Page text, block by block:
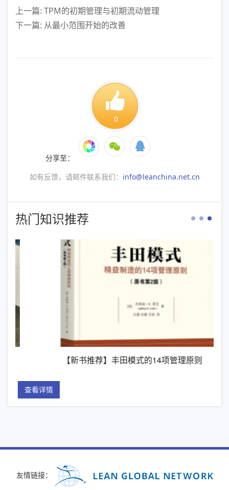
上一篇: TPM的初期管理与初期流动管理
下一篇: 从最小范围开始的改善
0
分享至：
如有反馈，请邮件联系我们： info@leanchina.net.cn
热门知识推荐
【新书推荐】丰田模式的14项管理原则
友情链接：